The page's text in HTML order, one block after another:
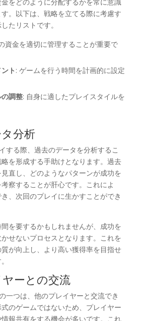
。以下は、戦略を立てる際に考慮す
たリストです。
資金を適切に管理することが重要で
ト : ゲームを行う時間を計画的に設定
調整: 自身に適したプレイスタイルを
分析
する際、過去のデータを分析するこ
を形成する手助けとなります。過去
直し、どのようなパターンが成功を
察することが肝心です。これによ
、次回のプレイに生かすことができ
を要するかもしれませんが、成功を
せないプロセスとなります。これを
が向上し、より高い獲得率を目指せ
ーとの交流
一つは、他のプレイヤーと交流でき
のゲームではないため、プレイヤー
報共有をする機会が多いです。これ